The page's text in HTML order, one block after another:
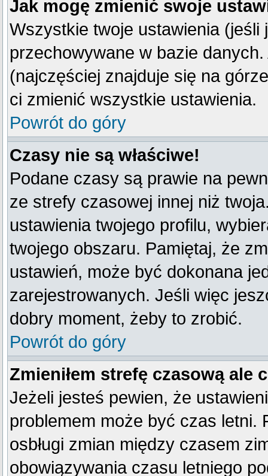
Jak mogę zmienić swoje
Wszystkie twoje ustawienia
przechowywane w bazie
(najczęściej znajduje się na
ci zmienić wszystkie ustawienia.
Powrót do góry
Czasy nie są właściwe!
Podane czasy są prawie na
ze strefy czasowej innej niż
ustawienia twojego profilu,
twojego obszaru. Pamiętaj, że
ustawień, może być dokonana
zarejestrowanych. Jeśli więc
dobry moment, żeby to zrobić.
Powrót do góry
Zmieniłem strefę czasową ale
Jeżeli jesteś pewien, że
problemem może być czas letni.
osbługi zmian między czasem
obowiązywania czasu letniego